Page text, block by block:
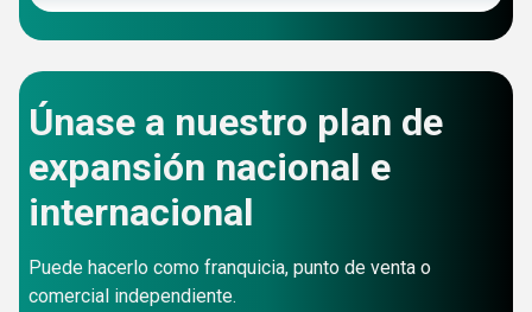
Únase a nuestro plan de
expansión nacional e
internacional
Puede hacerlo como franquicia, punto de venta o
comercial independiente.